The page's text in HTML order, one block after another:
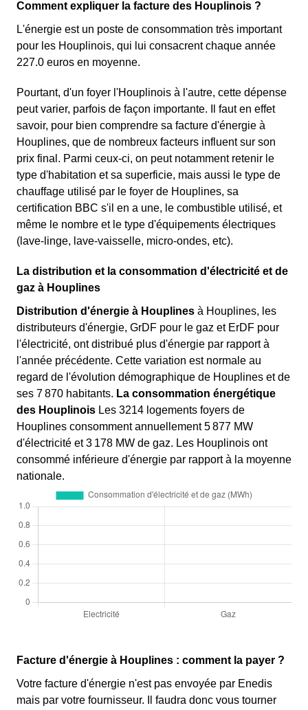
Comment expliquer la facture des Houplinois ?
L'énergie est un poste de consommation très important
pour les Houplinois, qui lui consacrent chaque année
227.0 euros en moyenne.
Pourtant, d'un foyer l'Houplinois à l'autre, cette dépense
peut varier, parfois de façon importante. Il faut en effet
savoir, pour bien comprendre sa facture d'énergie à
Houplines, que de nombreux facteurs influent sur son
prix final. Parmi ceux-ci, on peut notamment retenir le
type d'habitation et sa superficie, mais aussi le type de
chauffage utilisé par le foyer de Houplines, sa
certification BBC s'il en a une, le combustible utilisé, et
même le nombre et le type d'équipements électriques
(lave-linge, lave-vaisselle, micro-ondes, etc).
La distribution et la consommation d'électricité et de
gaz à Houplines
Distribution d'énergie à Houplines à Houplines, les
distributeurs d'énergie, GrDF pour le gaz et ErDF pour
l'électricité, ont distribué plus d'énergie par rapport à
l'année précédente. Cette variation est normale au
regard de l'évolution démographique de Houplines et de
ses 7 870 habitants. La consommation énergétique
des Houplinois Les 3214 logements foyers de
Houplines consomment annuellement 5 877 MW
d'électricité et 3 178 MW de gaz. Les Houplinois ont
consommé inférieure d'énergie par rapport à la moyenne
nationale.
Facture d'énergie à Houplines : comment la payer ?
Votre facture d'énergie n'est pas envoyée par Enedis
mais par votre fournisseur. Il faudra donc vous tourner